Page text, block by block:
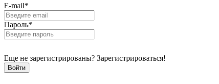
E-mail*
Пароль*
Еще не зарегистрированы? Зарегистрироваться!